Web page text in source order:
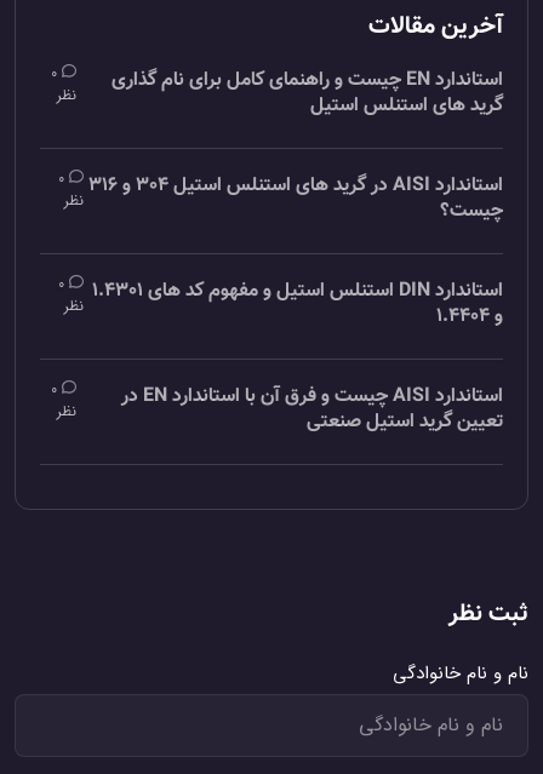
آخرین مقالات
استاندارد EN چیست و راهنمای کامل برای نام گذاری
گرید های استنلس استیل
0
نظر
استاندارد AISI در گرید های استنلس استیل 304 و 316
چیست؟
0
نظر
استاندارد DIN استنلس استیل و مفهوم کد های 1.4301
و 1.4404
0
نظر
استاندارد AISI چیست و فرق آن با استاندارد EN در
تعیین گرید استیل صنعتی
0
نظر
ثبت نظر
نام و نام خانوادگی